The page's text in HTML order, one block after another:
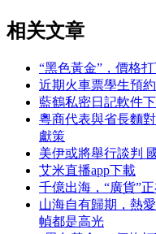
相关文章
“黑色黃金”，價格打
近期火車票學生預
藍鶴私密日記軟件
粵商代表與省長麵
獻策
美伊或將舉行談判
艾米直播app下載
千億出海，“廣貨”
山海自有歸期，熱
幀都是高光